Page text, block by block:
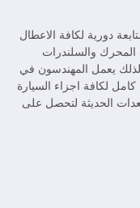
دورية لكافة الاعطال
والسلندرات
يعمل المهندسون في
لكافة اجزاء السيارة
الحديثة لتحصل على